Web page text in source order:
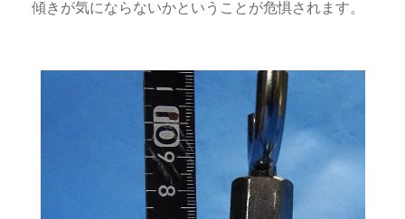
傾きが気にならないかということが危惧されます。